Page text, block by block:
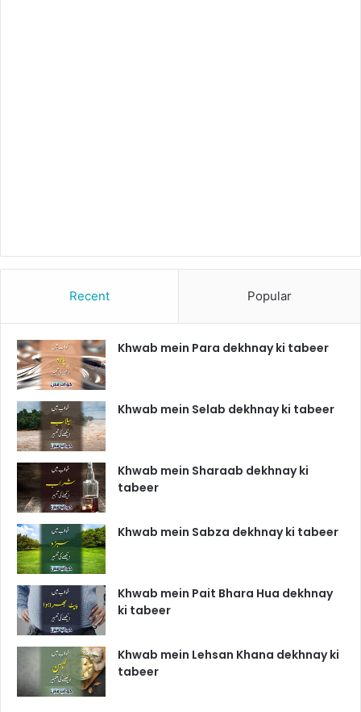
Recent Popular
Khwab mein Para dekhnay ki tabeer
Khwab mein Selab dekhnay ki tabeer
Khwab mein Sharaab dekhnay ki
tabeer
Khwab mein Sabza dekhnay ki tabeer
Khwab mein Pait Bhara Hua dekhnay
ki tabeer
Khwab mein Lehsan Khana dekhnay ki
tabeer